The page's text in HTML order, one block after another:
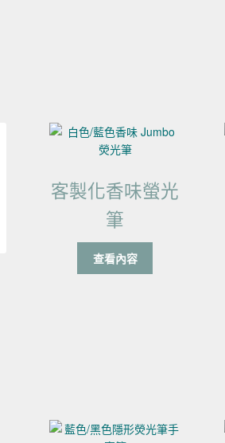
客製化香味螢光
筆
查看內容